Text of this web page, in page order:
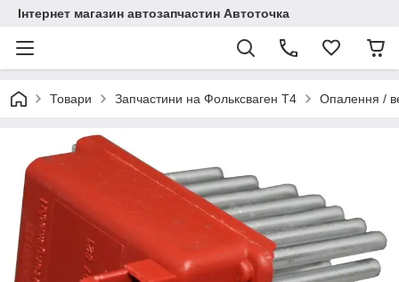
Інтернет магазин автозапчастин Автоточка
Товари Запчастини на Фольксваген Т4 Опалення /